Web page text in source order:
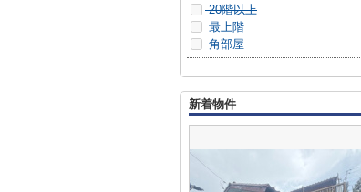
20階以上
最上階
角部屋
新着物件